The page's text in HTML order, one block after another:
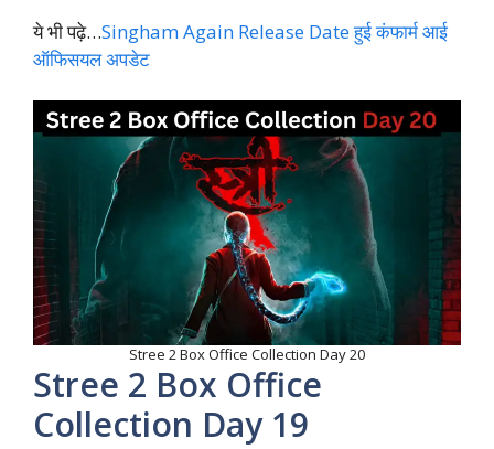
ये भी पढ़े…Singham Again Release Date हुई कंफार्म आई
ऑफिसयल अपडेट
Stree 2 Box Office Collection Day 20
Stree 2 Box Office
Collection Day 19